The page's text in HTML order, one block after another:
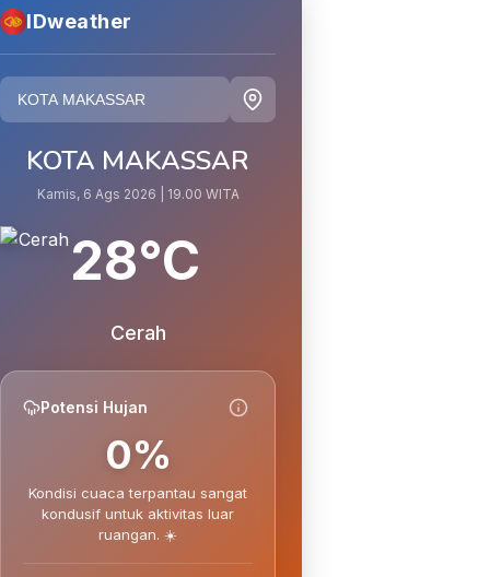
IDweather
KOTA MAKASSAR
Kamis, 6 Ags 2026 | 19.00 WITA
28°C
Cerah
Potensi Hujan
0%
Kondisi cuaca terpantau sangat
kondusif untuk aktivitas luar
ruangan. ☀️